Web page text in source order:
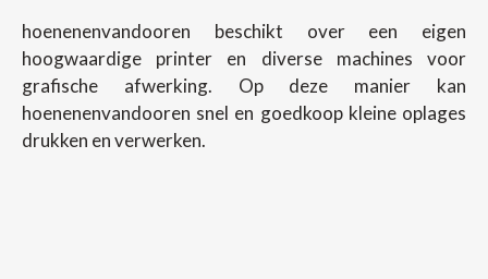
hoenenenvandooren beschikt over een eigen
hoogwaardige printer en diverse machines voor
grafische afwerking. Op deze manier kan
hoenenenvandooren snel en goedkoop kleine oplages
drukken en verwerken.